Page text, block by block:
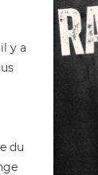
y a
du